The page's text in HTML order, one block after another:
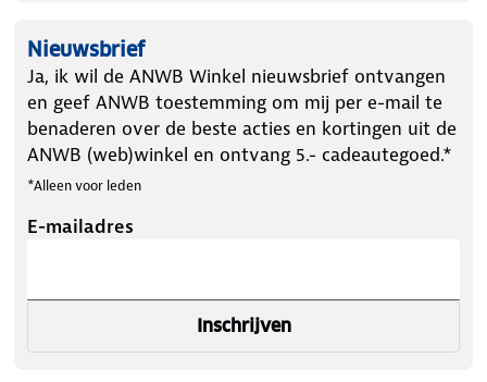
Nieuwsbrief
Ja, ik wil de ANWB Winkel nieuwsbrief ontvangen
en geef ANWB toestemming om mij per e-mail te
benaderen over de beste acties en kortingen uit de
ANWB (web)winkel en ontvang 5.- cadeautegoed.*
*Alleen voor leden
E-mailadres
Inschrijven